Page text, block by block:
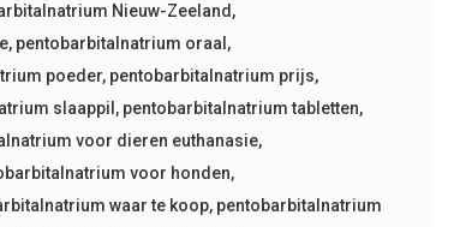
Nieuw-Zeeland ,
, pentobarbitalnatrium oraal ,
poeder, pentobarbitalnatrium prijs,
slaappil , pentobarbitalnatrium tabletten,
voor dieren euthanasie,
voor honden,
waar te koop, pentobarbitalnatrium